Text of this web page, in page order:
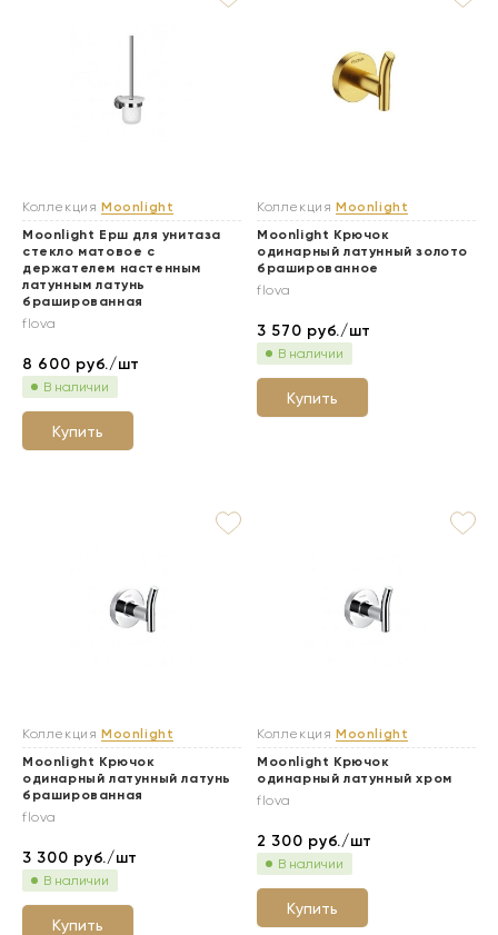
Коллекция Moonlight
Moonlight Ерш для унитаза
стекло матовое с
держателем настенным
латунным латунь
брашированная
flova
8 600 руб./шт
В наличии
Купить
Коллекция Moonlight
Moonlight Крючок
одинарный латунный золото
брашированное
flova
3 570 руб./шт
В наличии
Купить
Коллекция Moonlight
Moonlight Крючок
одинарный латунный латунь
брашированная
flova
3 300 руб./шт
В наличии
Купить
Коллекция Moonlight
Moonlight Крючок
одинарный латунный хром
flova
2 300 руб./шт
В наличии
Купить